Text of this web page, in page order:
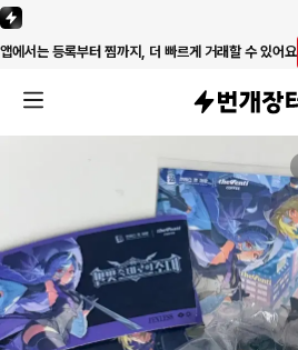
앱에서는 등록부터 찜까지, 더 빠르게 거래할 수 있어요